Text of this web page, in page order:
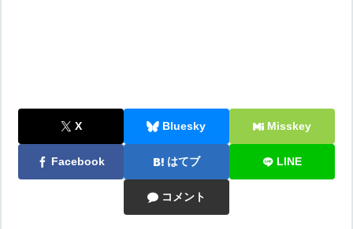
X Bluesky Misskey
Facebook はてブ LINE
コメント